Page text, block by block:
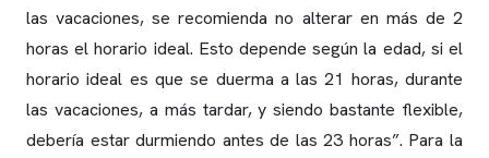
las vacaciones, se recomienda no alterar en más de 2
horas el horario ideal. Esto depende según la edad, si el
horario ideal es que se duerma a las 21 horas, durante
las vacaciones, a más tardar, y siendo bastante flexible,
debería estar durmiendo antes de las 23 horas”. Para la